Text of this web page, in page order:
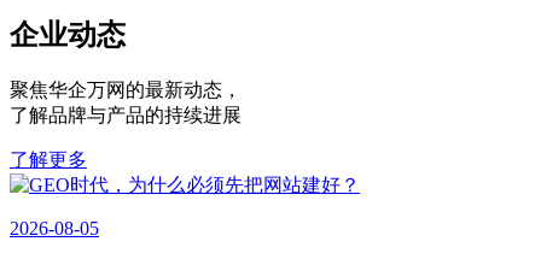
企业动态
聚焦华企万网的最新动态 ，
了解品牌与产品的持续进展
了解更多
2026-08-05